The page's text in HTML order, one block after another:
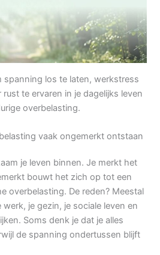
spanning los te laten, werkstress
te ervaren in je dagelijks leven
overbelasting.
vaak ongemerkt ontstaan
je leven binnen. Je merkt het
bouwt het zich op tot een
overbelasting. De reden? Meestal
je gezin, je sociale leven en
Soms denk je dat je alles
de spanning ondertussen blijft